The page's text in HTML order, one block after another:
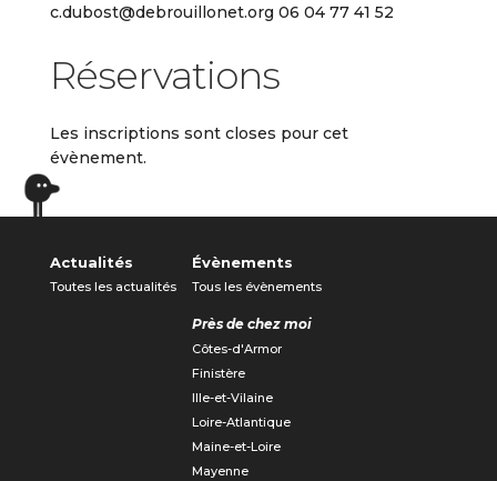
c.dubost@debrouillonet.org 06 04 77 41 52
Réservations
Les inscriptions sont closes pour cet
évènement.
Actualités
Toutes les actualités
Évènements
Tous les évènements
Près de chez moi
Côtes-d'Armor
Finistère
Ille-et-Vilaine
Loire-Atlantique
Maine-et-Loire
Mayenne